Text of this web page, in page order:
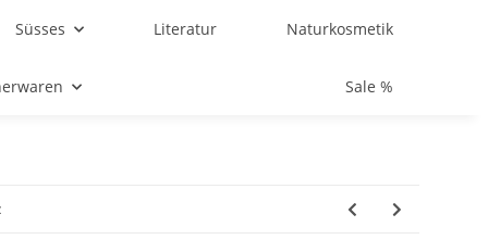
Süsses Literatur Naturkosmetik
Sale %